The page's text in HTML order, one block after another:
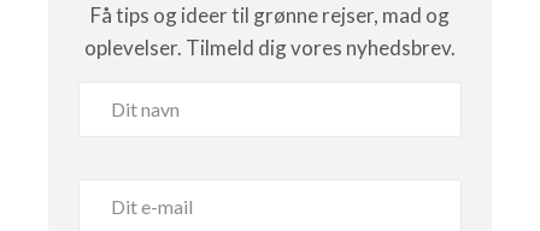
Få tips og ideer til grønne rejser, mad og
oplevelser. Tilmeld dig vores nyhedsbrev.